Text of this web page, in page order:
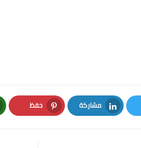
مشاركة
LinkedIn
حفظ
Pinterest